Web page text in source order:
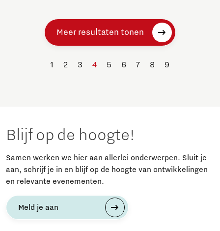
Meer resultaten tonen
1 2 3 4 5 6 7 8 9
Blijf op de hoogte!
Samen werken we hier aan allerlei onderwerpen. Sluit je
aan, schrijf je in en blijf op de hoogte van ontwikkelingen
en relevante evenementen.
Meld je aan